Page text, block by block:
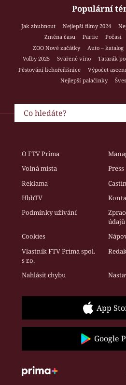
Populární
Jak zhubnout Nejlepší filmy 2024
Změna času
Partie Počasí
ZOO Nové začátky
Auto – katalog
Volby 2025
Svařené víno Tatarák
Pěstování lichořeřišnice
Výpočet
Nejlepší palačinky
O FTV Prima
Volná místa
Press
Reklama
HbbTV
Podmínky užívání
údajů
Cookies
Vlastník FTV Prima spol.
s r.o.
Nahlásit chybu
App
Google